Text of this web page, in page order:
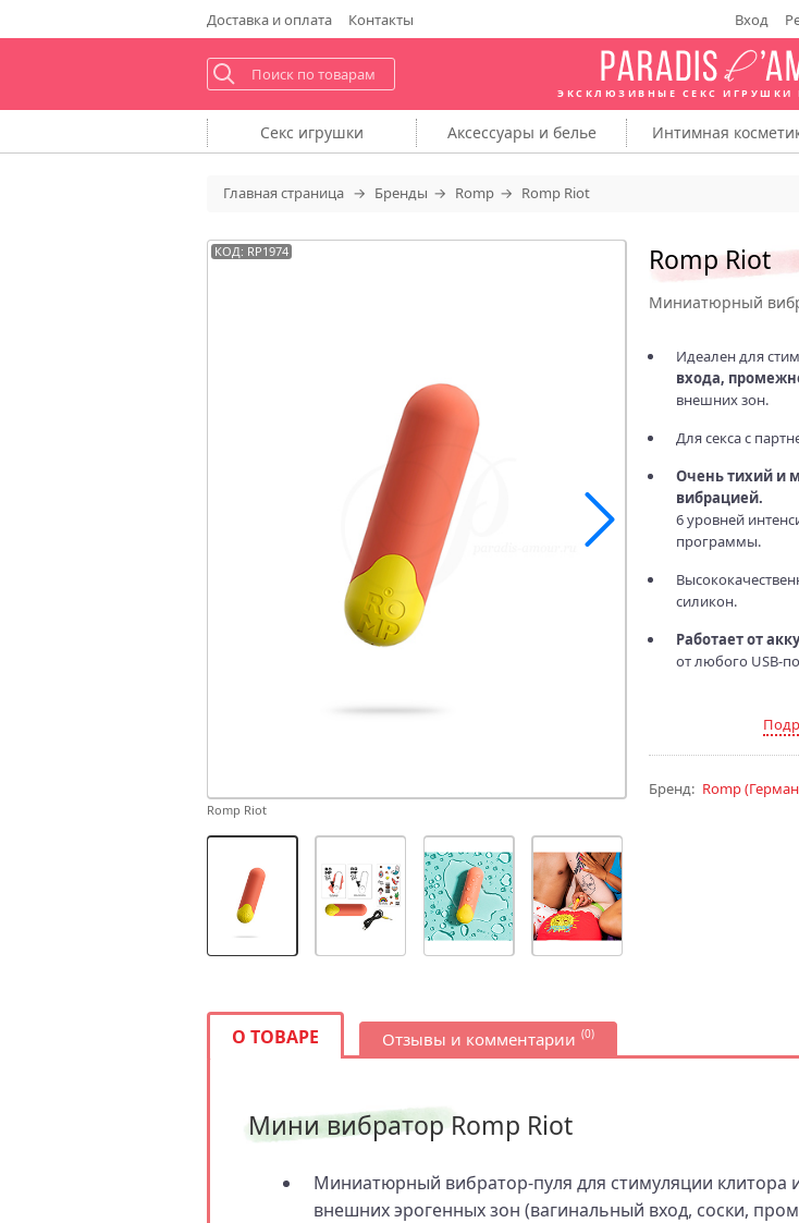
Доставкаи оплата Контакты Вход
ЭКСКЛЮЗИВНЫЕ СЕКС ИГРУШКИ
Секс игрушки Аксессуары и белье Интимная
Главная страница Бренды Romp Romp Riot
Romp Riot
Миниатюрный
Идеален для
входа,
внешних зон.
Для секса с
Очень тихий и
вибрацией.
6 уровней
программы.
силикон.
Работает от
от любого
Бренд: Romp
Romp Riot
КОД: RP1974
О ТОВАРЕ Отзывы и комментарии (0)
Мини вибратор Romp Riot
Миниатюрный вибратор-пуля для стимуляции клитора
внешних эрогенных зон (вагинальный вход, соски,